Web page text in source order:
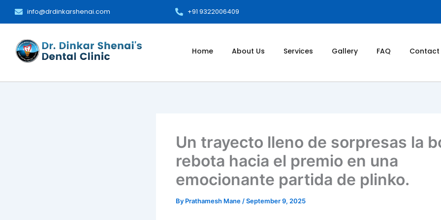
info@drdinkarshenai.com +91 9322006409
Home About Us Services Gallery FAQ Contact
Un trayecto lleno de sorpresas la
rebota hacia el premio en una
emocionante partida de plinko.
By Prathamesh Mane /September 9, 2025